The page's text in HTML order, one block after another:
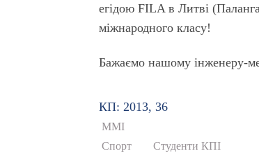
егідою FILA в Литві
міжнародного класу!
Бажаємо нашому інженеру-
КП: 2013, 36
ММІ
Спорт
Студенти КПІ